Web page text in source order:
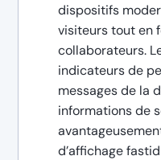
dispositifs
visiteurs tout en
collaborateurs.
indicateurs de
messages de la
informations de
d’affichage